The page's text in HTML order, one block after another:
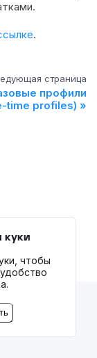
.
страница
профили
time profiles)
куки
чтобы